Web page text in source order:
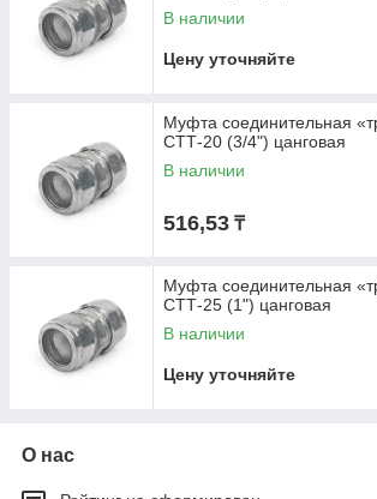
В наличии
Цену уточняйте
Муфта соединительная
СТТ-20 (3/4") цанговая
В наличии
516,53 ₸
Муфта соединительная
СТТ-25 (1") цанговая
В наличии
Цену уточняйте
О нас